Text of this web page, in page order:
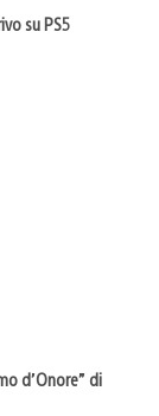
su PS5
d’Onore” di